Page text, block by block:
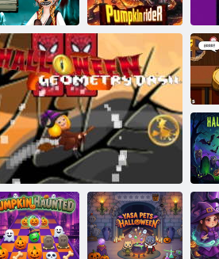
Baby Hazel Halovīni nakts
Cold Heart: Dati
par Annas sejas
par Halloween
Ķirbju braucējs